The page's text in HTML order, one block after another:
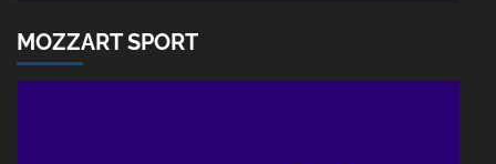
MOZZART SPORT